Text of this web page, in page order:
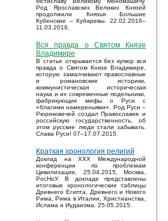
Род Ярославских Великих Князей
продолжили Князья Большие
Кубенские – Кубаревы. 22.02.2016–
11.03.2016.
Вся правда о Святом Князе
Владимире
В статье открывается без купюр вся
правда о Святом Князе Владимире,
которую замалчивают православные
и романовские историки,
коммунистическая историческая
наука и их современные подельники,
фабрикующие мифы о Руси с
«благими намереньями». Род Руси –
Рюриковичей создал Православие и
российскую государственность, об
этом русские люди стали забывать.
Слава Руси! 07–17.07.2015.
Краткая хронология религий
Доклад на XXX Международной
конференции по проблемам
Цивилизации, 25.04.2015, Москва,
РосНоУ. В докладе представлены
итоговые хронологические таблицы
Древнего Египта, Древнего и Нового
Рима, Рима в Италии, Христианства,
Ислама и Иудаизма. 25.05.2015.